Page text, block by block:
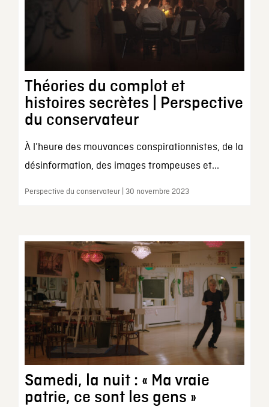
Théories du complot et
histoires secrètes | Perspective
du conservateur
À l’heure des mouvances conspirationnistes, de la
désinformation, des images trompeuses et...
Perspective du conservateur | 30 novembre 2023
Samedi, la nuit : « Ma vraie
patrie, ce sont les gens »